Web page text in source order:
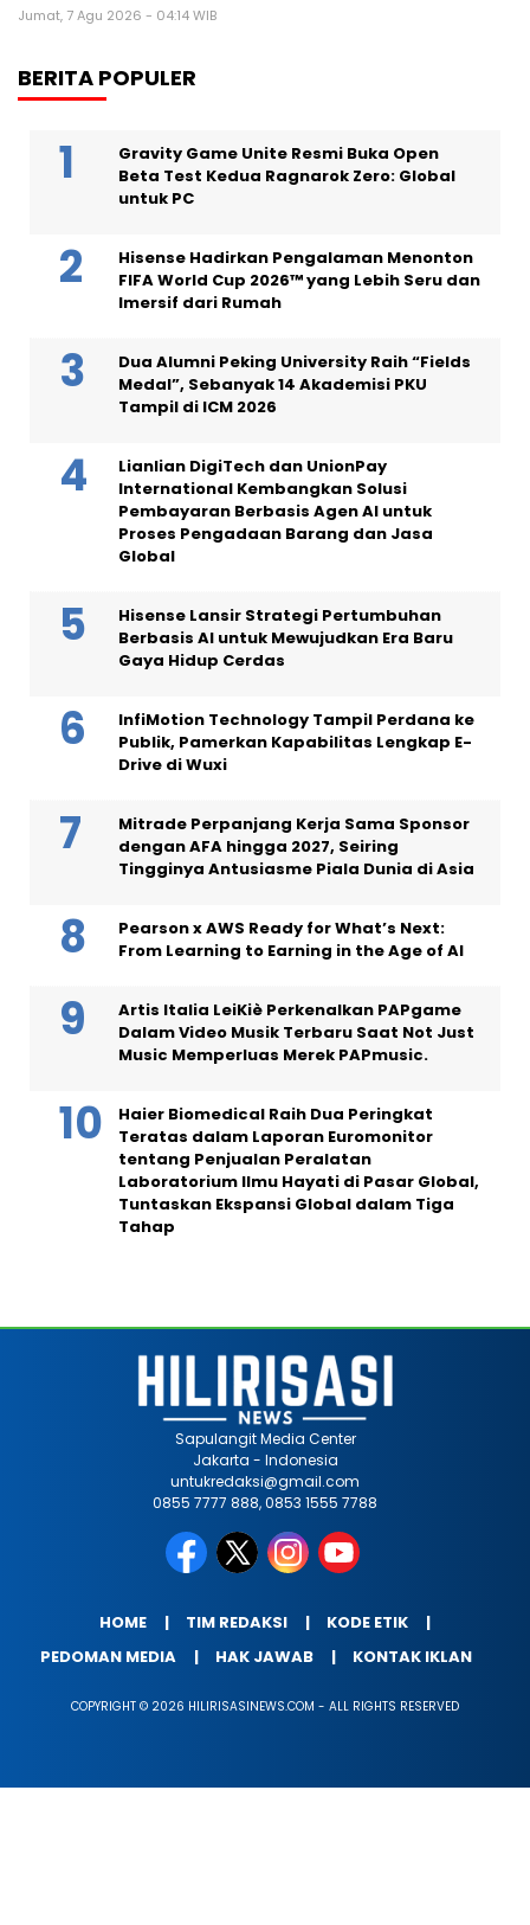
Jumat, 7 Agu 2026 - 04:14 WIB
BERITA POPULER
Gravity Game Unite Resmi Buka Open
Beta Test Kedua Ragnarok Zero: Global
untuk PC
Hisense Hadirkan Pengalaman Menonton
FIFA World Cup 2026™ yang Lebih Seru dan
Imersif dari Rumah
Dua Alumni Peking University Raih “Fields
Medal”, Sebanyak 14 Akademisi PKU
Tampil di ICM 2026
Lianlian DigiTech dan UnionPay
International Kembangkan Solusi
Pembayaran Berbasis Agen AI untuk
Proses Pengadaan Barang dan Jasa
Global
Hisense Lansir Strategi Pertumbuhan
Berbasis AI untuk Mewujudkan Era Baru
Gaya Hidup Cerdas
InfiMotion Technology Tampil Perdana ke
Publik, Pamerkan Kapabilitas Lengkap E-
Drive di Wuxi
Mitrade Perpanjang Kerja Sama Sponsor
dengan AFA hingga 2027, Seiring
Tingginya Antusiasme Piala Dunia di Asia
Pearson x AWS Ready for What’s Next:
From Learning to Earning in the Age of AI
Artis Italia LeiKiè Perkenalkan PAPgame
Dalam Video Musik Terbaru Saat Not Just
Music Memperluas Merek PAPmusic.
Haier Biomedical Raih Dua Peringkat
Teratas dalam Laporan Euromonitor
tentang Penjualan Peralatan
Laboratorium Ilmu Hayati di Pasar Global,
Tuntaskan Ekspansi Global dalam Tiga
Tahap
Sapulangit Media Center
Jakarta - Indonesia
untukredaksi@gmail.com
0855 7777 888, 0853 1555 7788
HOME TIM REDAKSI
KODE ETIK
PEDOMAN MEDIA
HAK JAWAB KONTAK IKLAN
COPYRIGHT © 2026 HILIRISASINEWS.COM - ALL RIGHTS RESERVED